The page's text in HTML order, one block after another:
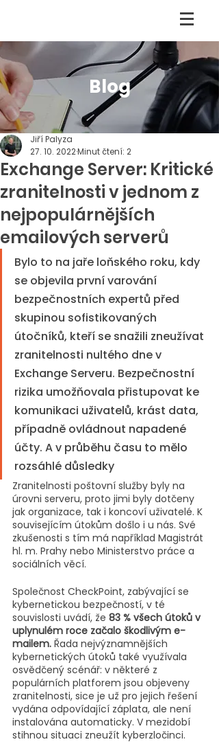
Blog
Exchange Server: Kritické
zranitelnosti v jednom z
nejpopulárnějších
emailových serverů
Jiří Palyza
27. 10. 2022Minut čtení: 2
Bylo to na jaře loňského roku, kdy
se objevila první varování
bezpečnostních expertů před
skupinou sofistikovaných
útočníků, kteří se snažili zneužívat
zranitelnosti nultého dne v
Exchange Serveru. Bezpečnostní
rizika umožňovala přistupovat ke
komunikaci uživatelů, krást data,
případně ovládnout napadené
účty. A v průběhu času to mělo
rozsáhlé důsledky
Zranitelnosti poštovní služby byly na
úrovni serveru, proto jimi byly dotčeny
jak organizace, tak i koncoví uživatelé. K
souvisejícím útokům došlo i u nás. Své
zkušenosti s tím má například Magistrát
hl. m. Prahy nebo Ministerstvo práce a
sociálních věcí.
Společnost CheckPoint, zabývající se
kybernetickou bezpečností, v té
souvislosti uvádí, že 83 % všech útoků v
uplynulém roce začalo škodlivým e-
mailem. Řada nejvýznamnějších
kybernetických útoků také využívala
osvědčený scénář: v některé z
populárních platforem jsou objeveny
zranitelnosti, sice je už pro jejich řešení
vydána odpovídající záplata, ale není
instalována automaticky. V mezidobí
stihnou situaci zneužít kyberzločinci.